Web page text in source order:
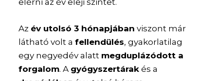
Az év utolsó 3 hónapjában viszont már
látható volt afellendülés, gyakorlatilag
egy negyedév alatt megduplázódott a
forgalom. A gyógyszertárak és a